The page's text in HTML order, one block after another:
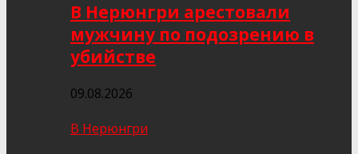
В Нерюнгри арестовали
мужчину по подозрению в
убийстве
09.08.2026
В Нерюнгри